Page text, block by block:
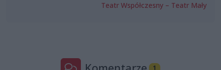
Teatr Współczesny – Teatr Mały
1